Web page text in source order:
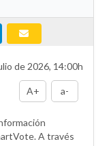
de 2026, 14:00h
A+ a-
A través